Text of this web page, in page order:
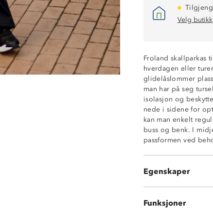
Velg butikk
Froland skallparkas
hverdagen eller
glidelåslommer
man har på seg
isolasjon og
nede i sidene for
kan man enkelt
buss og benk. I
passformen ved
Egenskaper
Vindtett
Toveisglidelås i
Meshfôr
2-lags skall
To
Fast hette med
Knagghempe i
Funksjoner